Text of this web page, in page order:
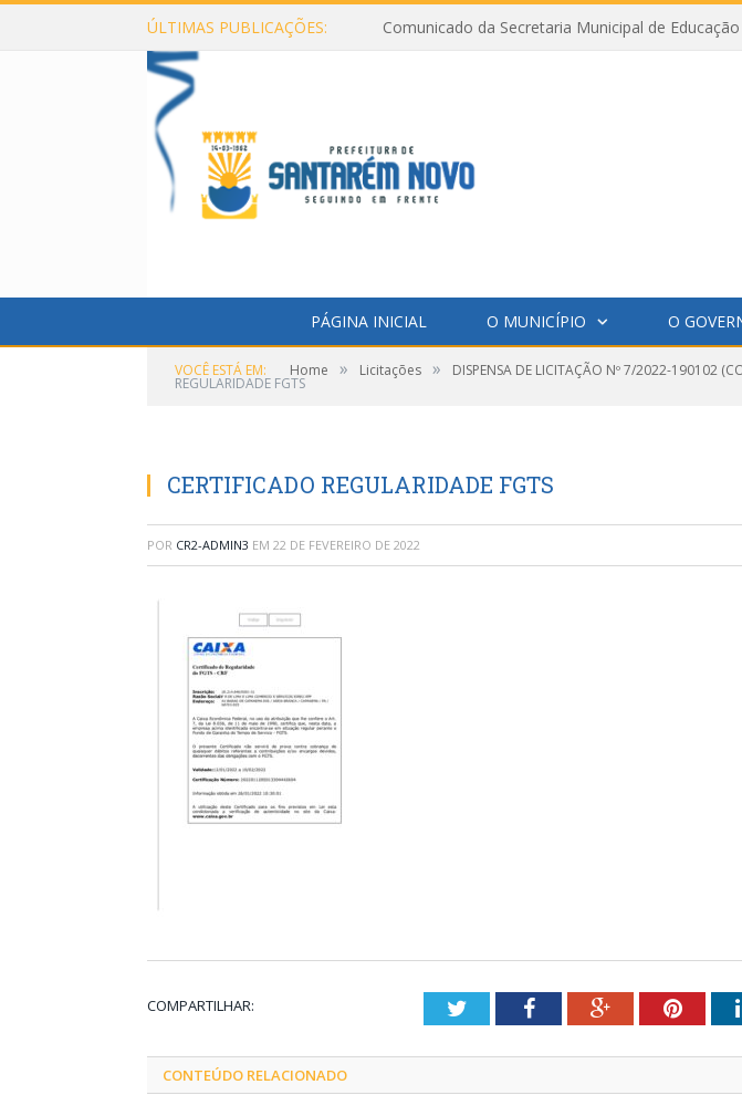
ÚLTIMAS PUBLICAÇÕES: Comunicado da Secretaria Municipal de Educação
PÁGINA INICIAL O MUNICÍPIO O
VOCÊ ESTÁ EM: Home » Licitações » DISPENSA DE LICITAÇÃO Nº 7/2022-190102
REGULARIDADE FGTS
CERTIFICADO REGULARIDADE FGTS
POR CR2-ADMIN3 EM 22 DE FEVEREIRO DE 2022
COMPARTILHAR: TwitterFacebookGoogle+
CONTEÚDO RELACIONADO